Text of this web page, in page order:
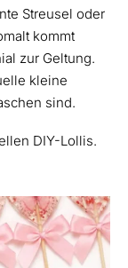
Streusel oder
kommt
zur Geltung.
kleine
sind.
DIY-Lollis.